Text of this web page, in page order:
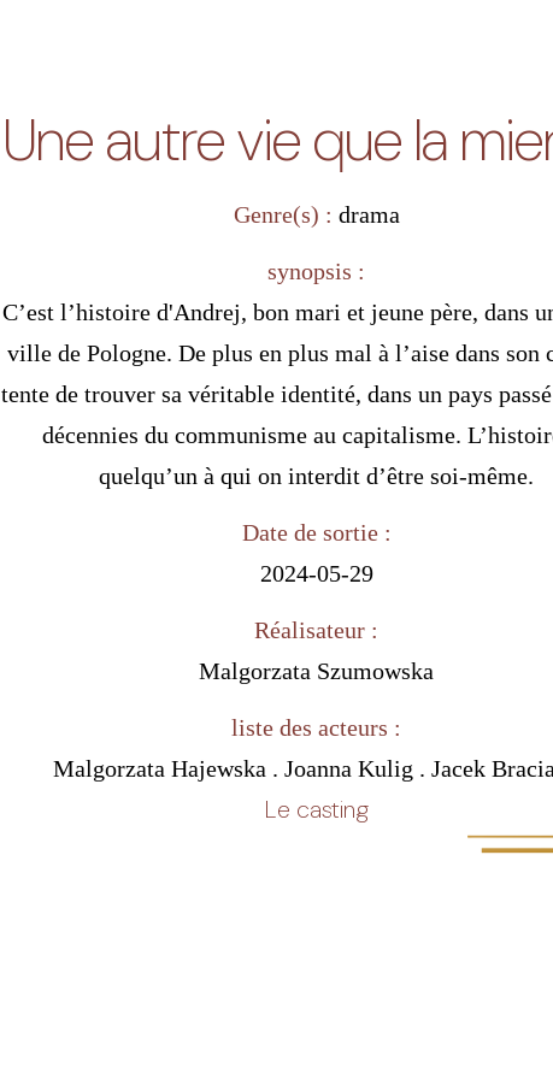
Une autre vie que la
Genre(s) : drama
synopsis :
C’est l’histoire d'Andrej, bon mari et jeune père, dans
ville de Pologne. De plus en plus mal à l’aise dans son
tente de trouver sa véritable identité, dans un pays
décennies du communisme au capitalisme.
quelqu’un à qui on interdit d’être soi-même.
Date de sortie :
2024-05-29
Réalisateur :
Malgorzata Szumowska
liste des acteurs :
Malgorzata Hajewska . Joanna Kulig . Jacek
Le casting